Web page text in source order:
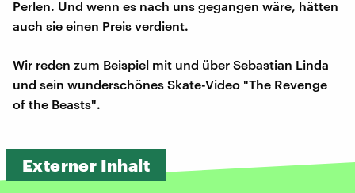
Perlen. Und wenn es nach uns gegangen wäre, hätten
auch sie einen Preis verdient.
Wir reden zum Beispiel mit und über Sebastian Linda
und sein wunderschönes Skate-Video "The Revenge
of the Beasts".
Externer Inhalt